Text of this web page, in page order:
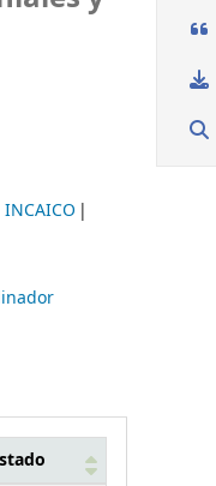
INCAICO